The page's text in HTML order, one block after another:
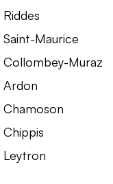
Riddes
Saint-Maurice
Collombey-Muraz
Ardon
Chamoson
Chippis
Leytron